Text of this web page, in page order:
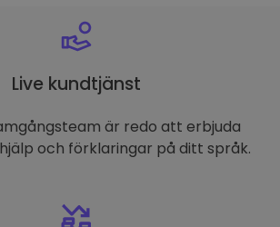
Live kundtjänst
är redo att erbjuda
och förklaringar på ditt språk.